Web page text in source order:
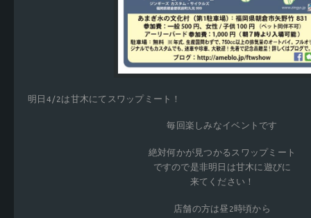
明日4/2は甘木にてスワップミート！
毎回楽しみなイベントです
絶対何かが見つかるスワップミート
ですので是非明日は甘木に遊びに
来てください！
店舗の方は昼2時頃から